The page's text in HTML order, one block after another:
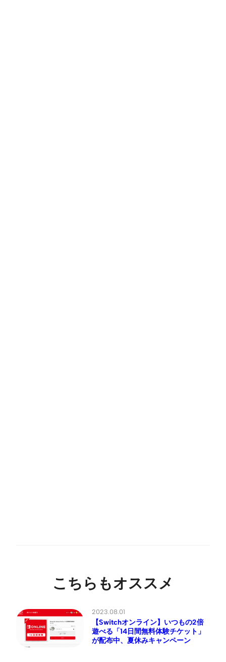
こちらもオススメ
2023.08.01
【Switchオンライン】いつもの2倍
遊べる「14日間無料体験チケット」
が配布中、夏休みキャンペーン